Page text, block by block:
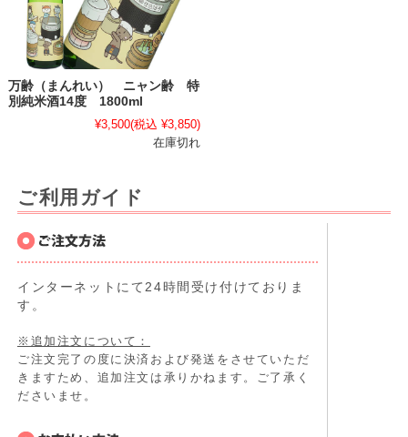
万齢（まんれい） ニャン齢 特
別純米酒14度 1800ml
¥3,500(税込 ¥3,850)
在庫切れ
ご利用ガイド
インターネットにて24時間受け付けておりま
す。
※追加注文について：
ご注文完了の度に決済および発送をさせていただ
きますため、追加注文は承りかねます。ご了承く
ださいませ。